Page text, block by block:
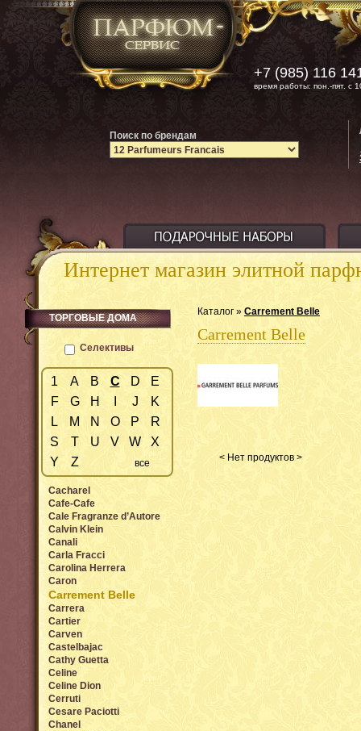
Интернет магазин элитной
Каталог » Carrement Belle
Carrement Belle
< Нет продуктов >
ТОРГОВЫЕ ДОМА
Селективы
1 A B C D
E
F
G H J
K
L
M N O P
R
S
T U V W
X
Y
Z все
Cacharel
Cafe-Cafe
Cale Fragranze d’Autore
Calvin Klein
Canali
Carla Fracci
Carolina Herrera
Caron
Carrement Belle
Carrera
Cartier
Carven
Castelbajac
Cathy Guetta
Celine
Celine Dion
Cerruti
Cesare Paciotti
Chanel
+7 (985) 116
время работы: пон.-пят. с
Поиск по брендам